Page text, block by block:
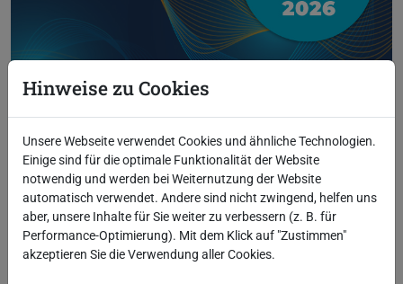
Hinweise zu Cookies
Unsere Webseite verwendet Cookies und ähnliche Technologien.
Einige sind für die optimale Funktionalität der Website
notwendig und werden bei Weiternutzung der Website
automatisch verwendet. Andere sind nicht zwingend, helfen uns
aber, unsere Inhalte für Sie weiter zu verbessern (z. B. für
Performance-Optimierung). Mit dem Klick auf "Zustimmen"
akzeptieren Sie die Verwendung aller Cookies.